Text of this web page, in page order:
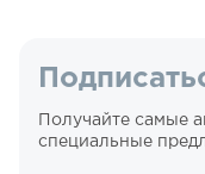
Получайте самые
специальные